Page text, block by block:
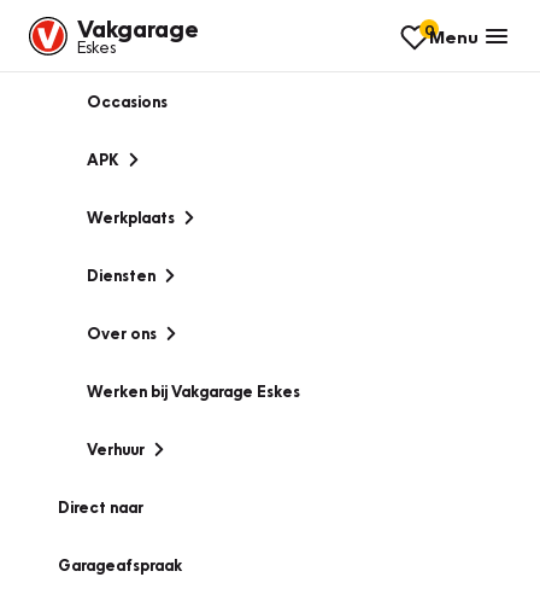
Vakgarage
Eskes
0Menu
Occasions
APK
Werkplaats
Diensten
Over ons
Werken bij Vakgarage Eskes
Verhuur
Direct naar
Garageafspraak